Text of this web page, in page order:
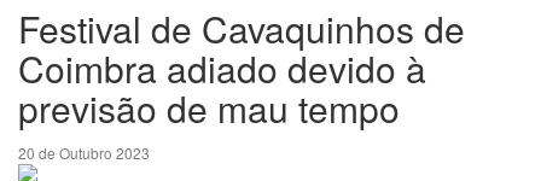
Festival de Cavaquinhos de
Coimbra adiado devido à
previsão de mau tempo
20 de Outubro 2023